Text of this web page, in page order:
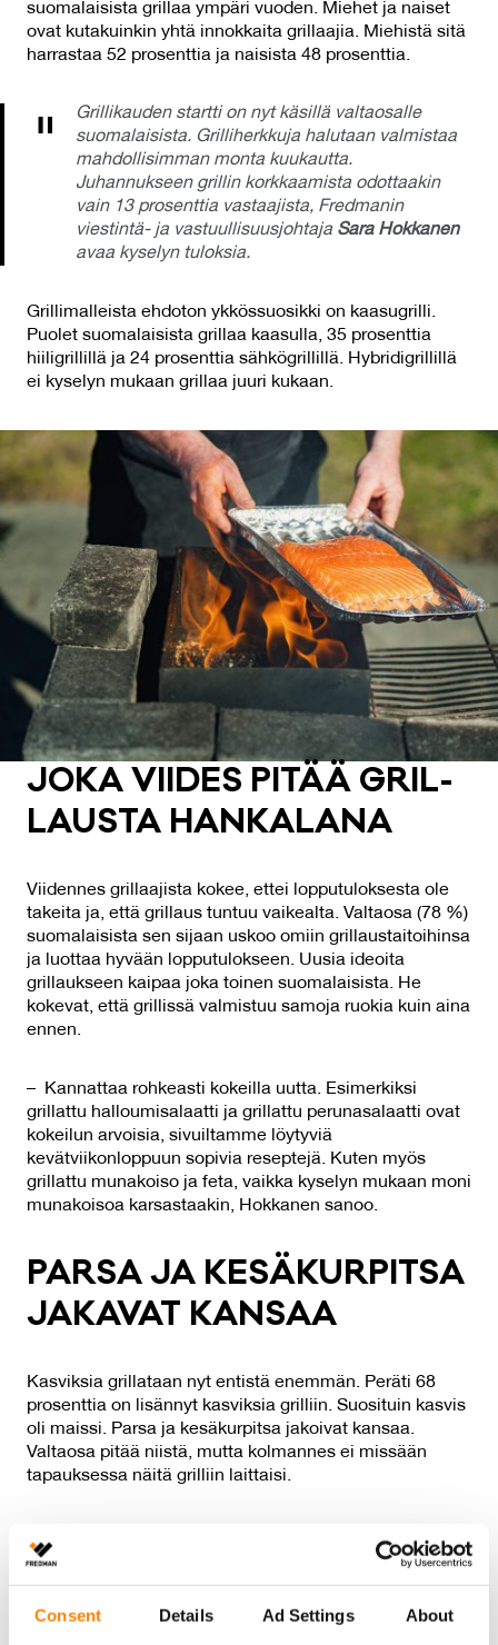
Consent Details Ad Settings About
suomalaisista grillaa ympäri vuoden. Miehet ja naiset
ovat kutakuinkin yhtä innokkaita grillaajia. Miehistä sitä
harrastaa 52 prosenttia ja naisista 48 prosenttia.
Grillikauden startti on nyt käsillä valtaosalle
suomalaisista. Grilliherkkuja halutaan valmistaa
mahdollisimman monta kuukautta.
Juhannukseen grillin korkkaamista odottaakin
vain 13 prosenttia vastaajista, Fredmanin
viestintä- ja vastuullisuusjohtaja Sara Hokkanen
avaa kyselyn tuloksia.
Grillimalleista ehdoton ykkössuosikki on kaasugrilli.
Puolet suomalaisista grillaa kaasulla, 35 prosenttia
hiiligrillillä ja 24 prosenttia sähkögrillillä. Hybridigrillillä
ei kyselyn mukaan grillaa juuri kukaan.
JO­KA VII­DES PI­TÄÄ GRIL­
LAUS­TA HAN­KA­LA­NA
Viidennes grillaajista kokee, ettei lopputuloksesta ole
takeita ja, että grillaus tuntuu vaikealta. Valtaosa (78 %)
suomalaisista sen sijaan uskoo omiin grillaustaitoihinsa
ja luottaa hyvään lopputulokseen. Uusia ideoita
grillaukseen kaipaa joka toinen suomalaisista. He
kokevat, että grillissä valmistuu samoja ruokia kuin aina
ennen.
– Kannattaa rohkeasti kokeilla uutta. Esimerkiksi
grillattu halloumisalaatti ja grillattu perunasalaatti ovat
kokeilun arvoisia, sivuiltamme löytyviä
kevätviikonloppuun sopivia reseptejä. Kuten myös
grillattu munakoiso ja feta, vaikka kyselyn mukaan moni
munakoisoa karsastaakin, Hokkanen sanoo.
PAR­SA JA KE­SÄ­KUR­PIT­SA
JA­KA­VAT KAN­SAA
Kasviksia grillataan nyt entistä enemmän. Peräti 68
prosenttia on lisännyt kasviksia grilliin. Suosituin kasvis
oli maissi. Parsa ja kesäkurpitsa jakoivat kansaa.
Valtaosa pitää niistä, mutta kolmannes ei missään
tapauksessa näitä grilliin laittaisi.
prosenttia vastaajista sanoo, että grilliruoka on
parempaa kuin uuniruoka. Liki sama määrä
suomalaisista kokee, ettei ole kesää ilman grillausta,